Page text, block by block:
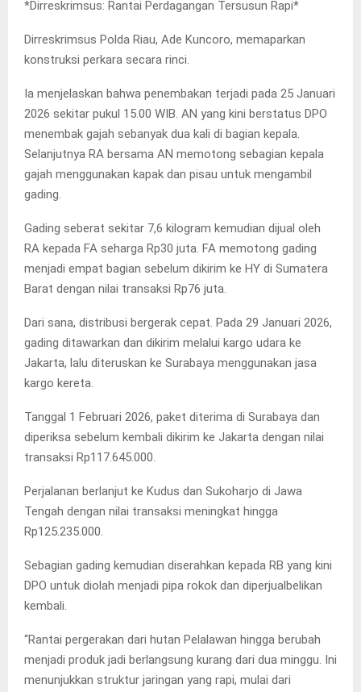
*Dirreskrimsus: Rantai Perdagangan Tersusun Rapi*
Dirreskrimsus Polda Riau, Ade Kuncoro, memaparkan
konstruksi perkara secara rinci.
Ia menjelaskan bahwa penembakan terjadi pada 25 Januari
2026 sekitar pukul 15.00 WIB. AN yang kini berstatus DPO
menembak gajah sebanyak dua kali di bagian kepala.
Selanjutnya RA bersama AN memotong sebagian kepala
gajah menggunakan kapak dan pisau untuk mengambil
gading.
Gading seberat sekitar 7,6 kilogram kemudian dijual oleh
RA kepada FA seharga Rp30 juta. FA memotong gading
menjadi empat bagian sebelum dikirim ke HY di Sumatera
Barat dengan nilai transaksi Rp76 juta.
Dari sana, distribusi bergerak cepat. Pada 29 Januari 2026,
gading ditawarkan dan dikirim melalui kargo udara ke
Jakarta, lalu diteruskan ke Surabaya menggunakan jasa
kargo kereta.
Tanggal 1 Februari 2026, paket diterima di Surabaya dan
diperiksa sebelum kembali dikirim ke Jakarta dengan nilai
transaksi Rp117.645.000.
Perjalanan berlanjut ke Kudus dan Sukoharjo di Jawa
Tengah dengan nilai transaksi meningkat hingga
Rp125.235.000.
Sebagian gading kemudian diserahkan kepada RB yang kini
DPO untuk diolah menjadi pipa rokok dan diperjualbelikan
kembali.
“Rantai pergerakan dari hutan Pelalawan hingga berubah
menjadi produk jadi berlangsung kurang dari dua minggu. Ini
menunjukkan struktur jaringan yang rapi, mulai dari